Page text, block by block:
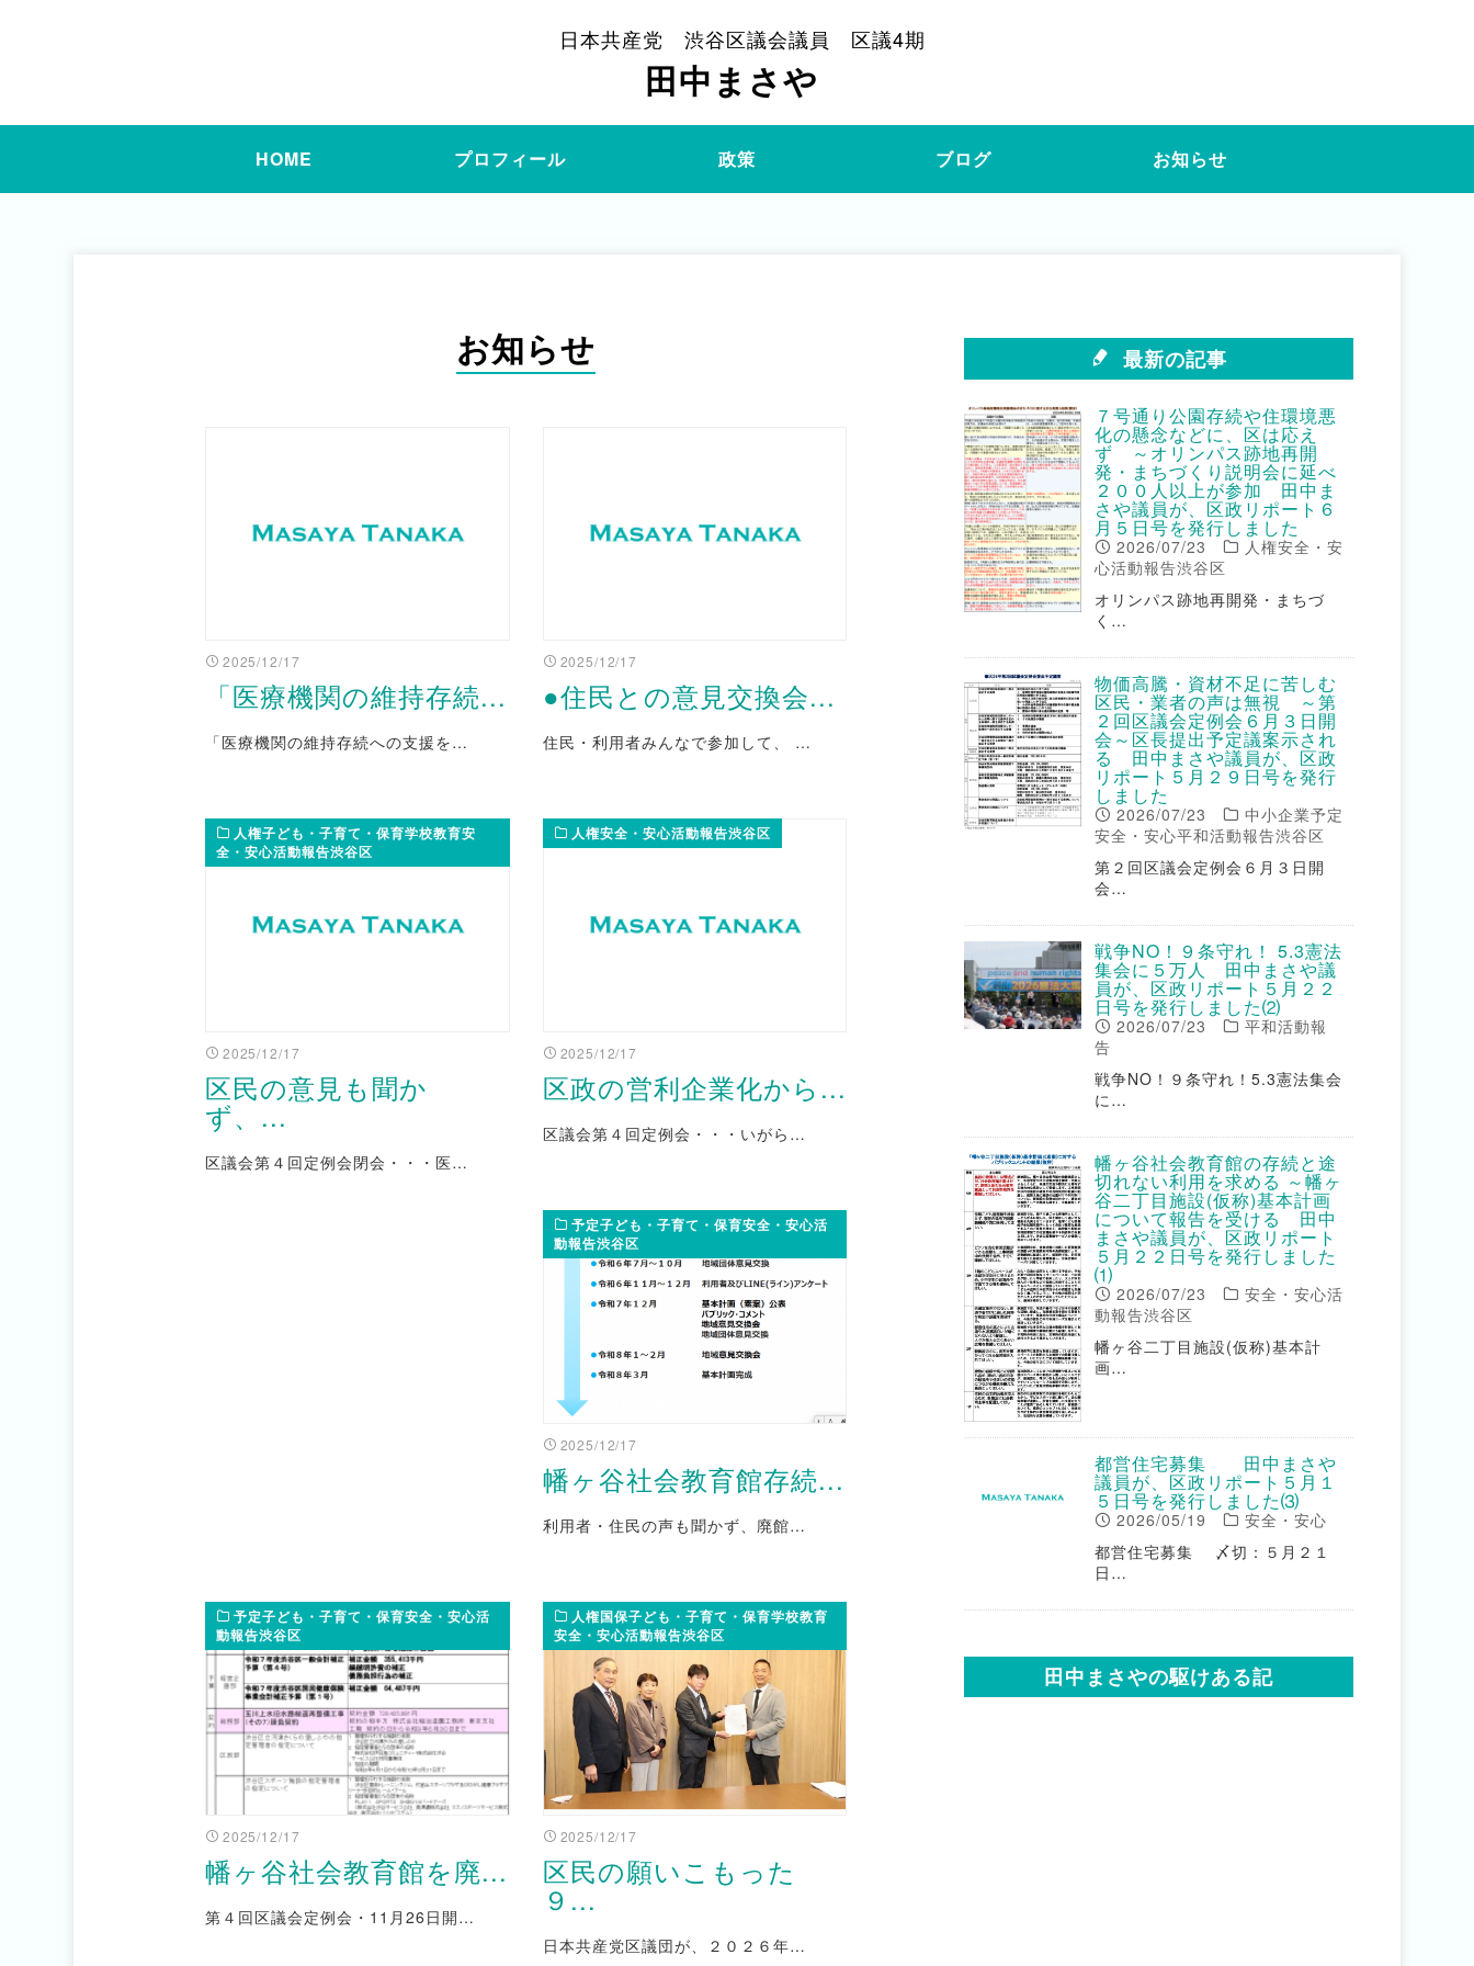
日本共産党 渋谷区議会議員 区議4期
田中まさや
HOME プロフィール 政策 ブログ お知らせ
お知らせ
2025/12/17
「医療機関の維持存続...
「医療機関の維持存続への支援を…
2025/12/17
●住民との意見交換会...
住民・利用者みんなで参加して、 …
人権子ども・子育て・保育学校教育安
全・安心活動報告渋谷区
2025/12/17
区民の意見も聞か
ず、...
区議会第４回定例会閉会・・・医…
人権安全・安心活動報告渋谷区
2025/12/17
区政の営利企業化から...
区議会第４回定例会・・・いがら…
予定子ども・子育て・保育安全・安心活
動報告渋谷区
2025/12/17
幡ヶ谷社会教育館存続...
利用者・住民の声も聞かず、廃館…
予定子ども・子育て・保育安全・安心活
動報告渋谷区
2025/12/17
幡ヶ谷社会教育館を廃...
第４回区議会定例会・11月26日開…
人権国保子ども・子育て・保育学校教育
安全・安心活動報告渋谷区
2025/12/17
区民の願いこもった
９...
日本共産党区議団が、２０２６年…
最新の記事
７号通り公園存続や住環境悪
化の懸念などに、区は応え
ず ～オリンパス跡地再開
発・まちづくり説明会に延べ
２００人以上が参加 田中ま
さや議員が、区政リポート６
月５日号を発行しました
2026/07/23
人権安全・安
心活動報告渋谷区
オリンパス跡地再開発・まちづ
く…
物価高騰・資材不足に苦しむ
区民・業者の声は無視 ～第
２回区議会定例会６月３日開
会～区長提出予定議案示され
る 田中まさや議員が、区政
リポート５月２９日号を発行
しました
2026/07/23
中小企業予定
安全・安心平和活動報告渋谷区
第２回区議会定例会６月３日開
会…
戦争NO！９条守れ！ 5.3憲法
集会に５万人 田中まさや議
員が、区政リポート５月２２
日号を発行しました⑵
2026/07/23
平和活動報
告
戦争NO！９条守れ！5.3憲法集会
に…
幡ヶ谷社会教育館の存続と途
切れない利用を求める ～幡ヶ
谷二丁目施設(仮称)基本計画
について報告を受ける 田中
まさや議員が、区政リポート
５月２２日号を発行しました
⑴
2026/07/23
安全・安心活
動報告渋谷区
幡ヶ谷二丁目施設(仮称)基本計
画…
都営住宅募集 田中まさや
議員が、区政リポート５月１
５日号を発行しました⑶
2026/05/19
安全・安心
都営住宅募集 〆切：５月２１
日…
田中まさやの駆けある記